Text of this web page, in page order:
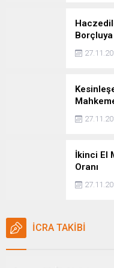
Gerekir
İkinci El
Oranı
İCRA TAKİBİ